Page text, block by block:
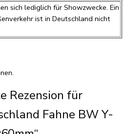
sich lediglich für Showzwecke. Ein
ist in Deutschland nicht
Rezension für
Fahne BW Y-